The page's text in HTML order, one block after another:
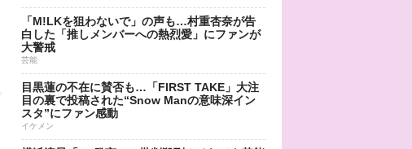
「M!LKを狙わないで」の声も…村重杏奈が告
白した「推しメンバーへの熱烈愛」にファンが
大警戒
芸能
目黒蓮の不在に賛否も…「FIRST TAKE」大注
目の裏で投稿された“Snow Manの意味深イン
スタ”にファン感動
イケメン